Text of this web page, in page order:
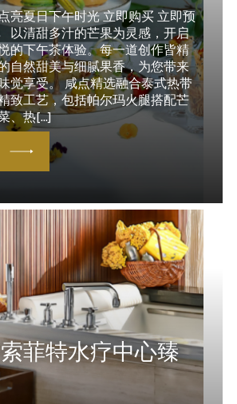
亮夏日下午时光 立即购买 立即预
以清甜多汁的芒果为灵感，开启
的下午茶体验。每一道创作皆精
自然甜美与细腻果香，为您带来
觉享受。 咸点精选融合泰式热带
致工艺，包括帕尔玛火腿搭配芒
、热[...]
菲特水疗中心臻